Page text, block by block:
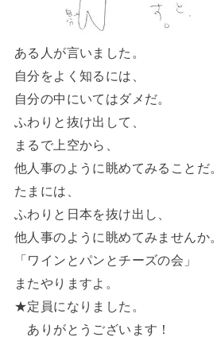
ある人が言いました。
自分をよく知るには、
自分の中にいてはダメだ。
ふわりと抜け出して、
まるで上空から、
他人事のように眺めてみることだ。
たまには、
ふわりと日本を抜け出し、
他人事のように眺めてみませんか。
「ワインとパンとチーズの会」
またやりますよ。
★定員になりました。
ありがとうございます！